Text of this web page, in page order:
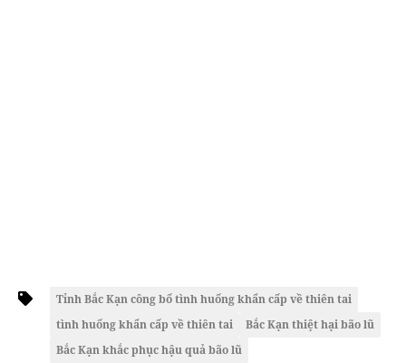
Tỉnh Bắc Kạn công bố tình huống khẩn cấp về thiên tai
tình huống khẩn cấp về thiên tai
Bắc Kạn thiệt hại bão lũ
Bắc Kạn khắc phục hậu quả bão lũ